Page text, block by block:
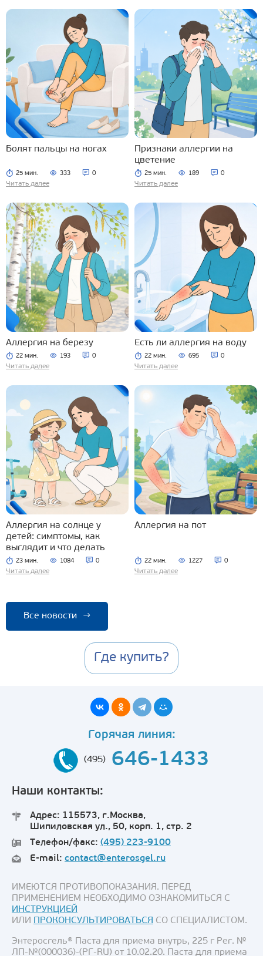
Болят пальцы на ногах
25 мин. 333 0
Читать далее
Признаки аллергии на
цветение
25 мин. 189 0
Читать далее
Аллергия на березу
22 мин. 193 0
Читать далее
Есть ли аллергия на воду
22 мин. 695 0
Читать далее
Аллергия на солнце у
детей: симптомы, как
выглядит и что делать
23 мин. 1084 0
Читать далее
Аллергия на пот
22 мин. 1227 0
Читать далее
Все новости →
Где купить?
Горячая линия:
(495) 646-1433
Наши контакты:
Адрес: 115573, г.Москва,
Шипиловская ул., 50, корп. 1, стр. 2
Телефон/факс: (495) 223-9100
E-mail: contact@enterosgel.ru
ИМЕЮТСЯ ПРОТИВОПОКАЗАНИЯ. ПЕРЕД
ПРИМЕНЕНИЕМ НЕОБХОДИМО ОЗНАКОМИТЬСЯ С
ИНСТРУКЦИЕЙ
ИЛИ ПРОКОНСУЛЬТИРОВАТЬСЯ СО СПЕЦИАЛИСТОМ.
Энтеросгель® Паста для приема внутрь, 225 г Рег. №
ЛП-№(000036)-(РГ-RU) от 10.02.20. Паста для приема